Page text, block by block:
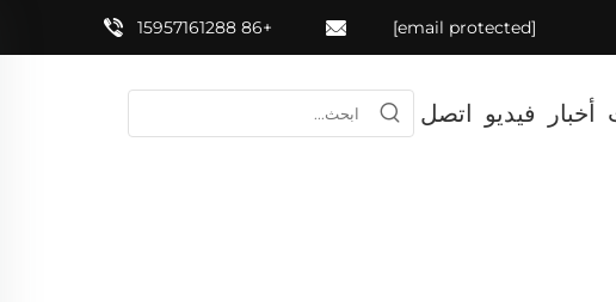
+86 15957161288 [email protected]
أخبار فيديو اتصل